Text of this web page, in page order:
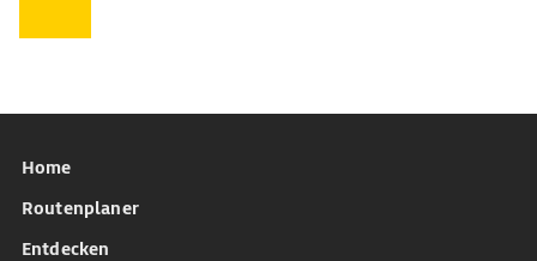
Home
Routenplaner
Entdecken